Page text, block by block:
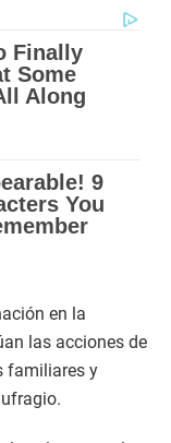
en la
las acciones de
familiares y